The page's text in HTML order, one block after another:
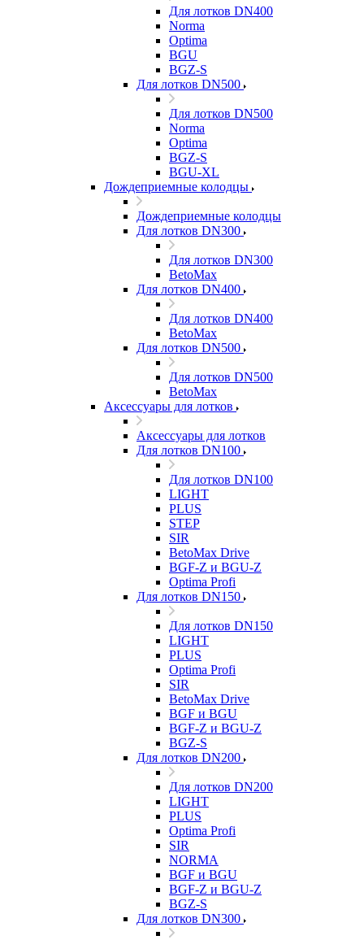
Для лотков DN400
Norma
Optima
BGU
BGZ-S
Для лотков DN500
Для лотков DN500
Norma
Optima
BGZ-S
BGU-XL
Дождеприемные колодцы
Дождеприемные колодцы
Для лотков DN300
Для лотков DN300
BetoMax
Для лотков DN400
Для лотков DN400
BetoMax
Для лотков DN500
Для лотков DN500
BetoMax
Аксессуары для лотков
Аксессуары для лотков
Для лотков DN100
Для лотков DN100
LIGHT
PLUS
STEP
SIR
BetoMax Drive
BGF-Z и BGU-Z
Optima Profi
Для лотков DN150
Для лотков DN150
LIGHT
PLUS
Optima Profi
SIR
BetoMax Drive
BGF и BGU
BGF-Z и BGU-Z
BGZ-S
Для лотков DN200
Для лотков DN200
LIGHT
PLUS
Optima Profi
SIR
NORMA
BGF и BGU
BGF-Z и BGU-Z
BGZ-S
Для лотков DN300